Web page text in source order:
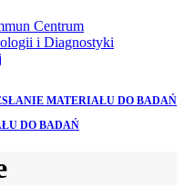
MATERIAŁU DO BADAŃ
DO BADAŃ